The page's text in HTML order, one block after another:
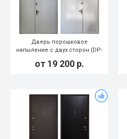
Дверь порошковое
напыление с двух сторон (DP-
от 19 200р.